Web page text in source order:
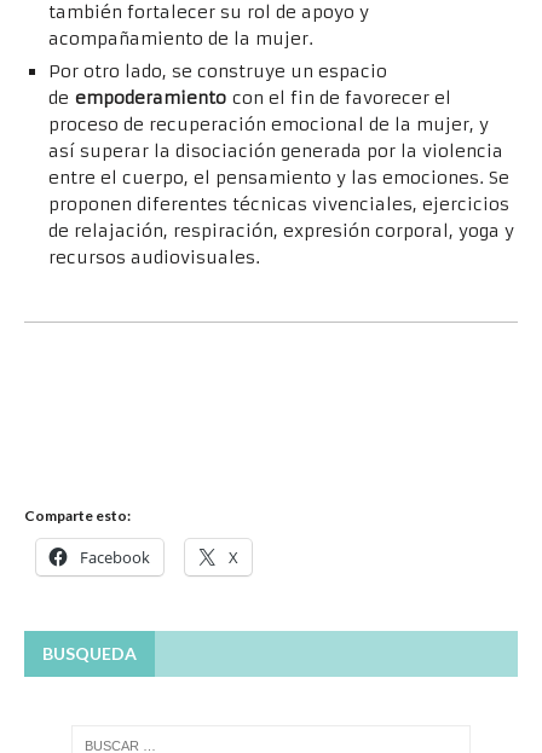
también fortalecer su rol de apoyo y
acompañamiento de la mujer.
Por otro lado, se construye un espacio
de empoderamiento con el fin de favorecer el
proceso de recuperación emocional de la mujer, y
así superar la disociación generada por la violencia
entre el cuerpo, el pensamiento y las emociones. Se
proponen diferentes técnicas vivenciales, ejercicios
de relajación, respiración, expresión corporal, yoga y
recursos audiovisuales.
Comparte esto:
Facebook X
BUSQUEDA